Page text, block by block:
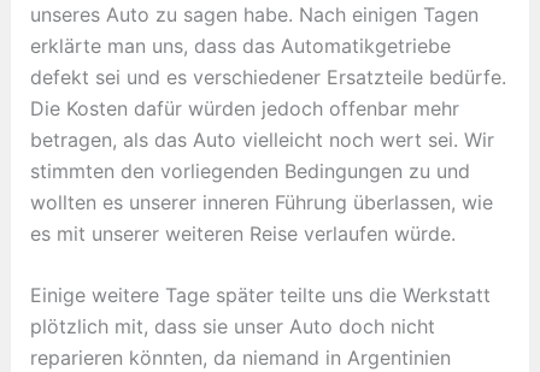
unseres Auto zu sagen habe. Nach einigen Tagen
erklärte man uns, dass das Automatikgetriebe
defekt sei und es verschiedener Ersatzteile bedürfe.
Die Kosten dafür würden jedoch offenbar mehr
betragen, als das Auto vielleicht noch wert sei. Wir
stimmten den vorliegenden Bedingungen zu und
wollten es unserer inneren Führung überlassen, wie
es mit unserer weiteren Reise verlaufen würde.
Einige weitere Tage später teilte uns die Werkstatt
plötzlich mit, dass sie unser Auto doch nicht
reparieren könnten, da niemand in Argentinien